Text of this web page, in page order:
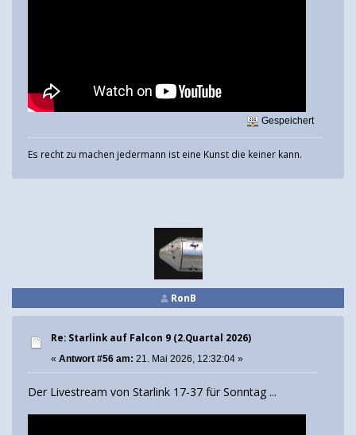
Gespeichert
Es recht zu machen jedermann ist eine Kunst die keiner kann.
RonB
Re: Starlink auf Falcon 9 (2.Quartal 2026)
« Antwort #56 am: 21. Mai 2026, 12:32:04 »
Der Livestream von Starlink 17-37 für Sonntag ...